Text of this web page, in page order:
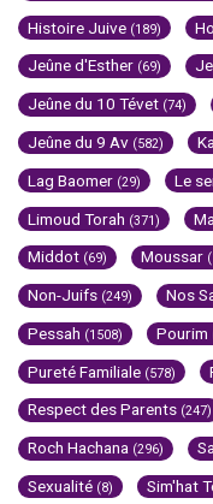
Histoire Juive (189)
Jeûne d'Esther (69)
Jeûne du 10 Tévet (74)
Jeûne du 9 Av (582)
Lag Baomer (29) Le
Limoud Torah (371)
Middot (69) Moussar
Non-Juifs (249) Nos
Pessah (1508) Pourim
Pureté Familiale (578)
Respect des Parents (247)
Roch Hachana (296)
Sexualité (8) Sim'hat